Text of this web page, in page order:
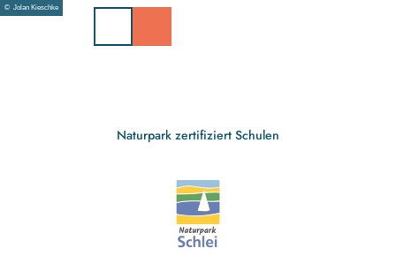
Z© Jolan Kieschke
Naturpark zertifiziert Schulen